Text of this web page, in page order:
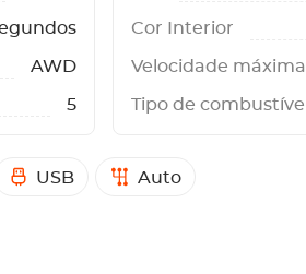
AWD
5
Cor Interior
Velocidade máxima
Tipo de combustível
USB Auto